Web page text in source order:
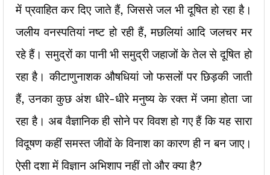
में प्रवाहित कर दिए जाते हैं, जिससे जल भी दूषित हो रहा है।
जलीय वनस्पतियां नष्ट हो रही हैं, मछलियां आदि जलचर मर
रहे हैं। समुद्रों का पानी भी समुद्री जहाजों के तेल से दूषित हो
रहा है। कीटाणुनाशक औषधियां जो फसलों पर छिड़की जाती
हैं, उनका कुछ अंश धीरे-धीरे मनुष्य के रक्त में जमा होता जा
रहा है। अब वैज्ञानिक ही सोने पर विवश हो गए हैं कि यह सारा
विदूषण कहीं समस्त जीवों के विनाश का कारण ही न बन जाए।
ऐसी दशा में विज्ञान अभिशाप नहीं तो और क्या है?